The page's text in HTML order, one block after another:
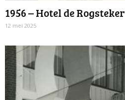
1956 – Hotel de Rogsteker
12 mei 2025